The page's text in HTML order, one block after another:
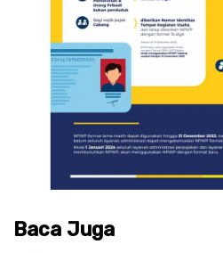
Baca Juga